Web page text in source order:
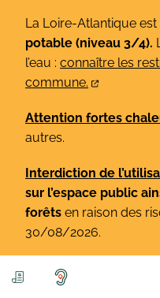
contenu
La Loire-Atlantique est
potable (niveau 3/4).
l’eau : connaître les
commune.
Attention fortes
autres.
Interdiction de
sur l’espace public
forêts en raison des
30/08/2026.